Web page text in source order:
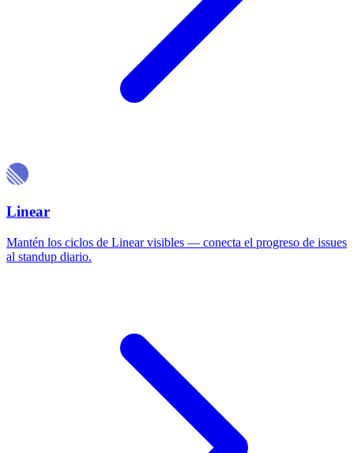
Linear
Mantén los ciclos de Linear visibles — conecta el progreso de issues
al standup diario.